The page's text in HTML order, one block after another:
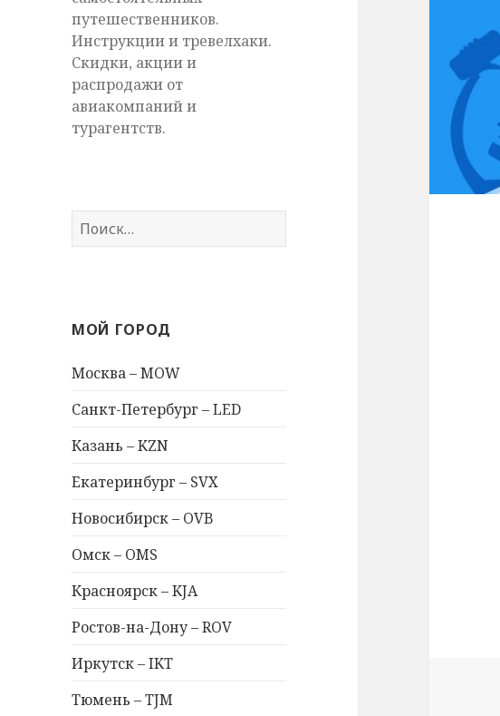
путешественников.
Инструкции и тревелхаки.
Скидки, акции и
распродажи от
авиакомпаний и
турагентств.
Найти:
МОЙ ГОРОД
Москва – MOW
Санкт-Петербург – LED
Казань – KZN
Екатеринбург – SVX
Новосибирск – OVB
Омск – OMS
Красноярск – KJA
Ростов-на-Дону – ROV
Иркутск – IKT
Тюмень – TJM